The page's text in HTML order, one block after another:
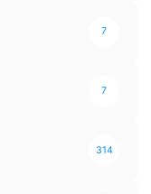
7
7
314